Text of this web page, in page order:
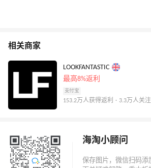
相关商家
LOOKFANTASTIC
最高8%返利
支付宝
153.2万人获得返利 · 3.3万人关注
海淘小顾问